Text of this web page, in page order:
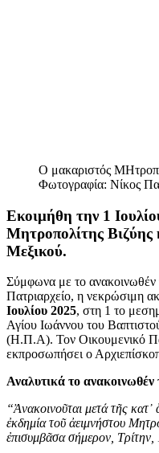
Ο μακαριστός
Φωτογραφία: Νίκος
Εκοιμήθη την 1
Μητροπολίτης
Μεξικού.
Σύμφωνα με το
Πατριαρχείο, η νεκρώσιμη
Ιουλίου 2025, στη 1 το
Αγίου Ιωάννου του
(Η.Π.Α). Τον Οικουμενικό
εκπροσωπήσει ο
Αναλυτικά το
“Ἀνακοινοῦται μετά τῆς
ἐκδημία τοῦ ἀειμνήστου
ἐπισυμβᾶσα σήμερον, Τρίτην,